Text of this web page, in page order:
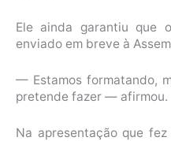
Ele ainda garantiu que
enviado em breve à
— Estamos formatando,
pretende fazer — afirmou.
Na apresentação que